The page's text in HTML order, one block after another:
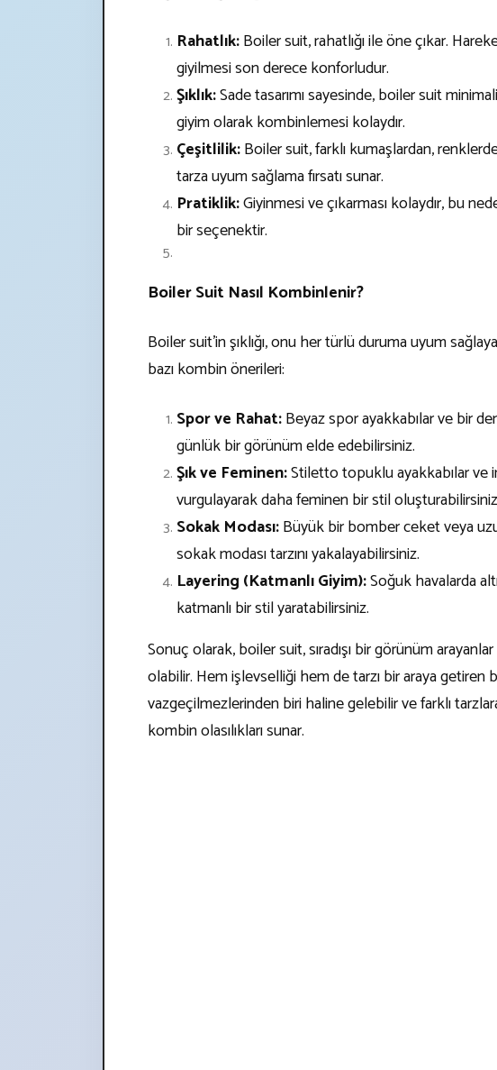
Rahatlık:Boiler suit, rahatlığı ile öne çıkar.
giyilmesi son derece konforludur.
Şıklık:Sade tasarımı sayesinde, boiler suit
giyim olarak kombinlemesi kolaydır.
Çeşitlilik:Boiler suit, farklı kumaşlardan,
tarza uyum sağlama fırsatı sunar.
Pratiklik:Giyinmesi ve çıkarması kolaydır, bu
bir seçenektir.
Boiler Suit Nasıl Kombinlenir?
Boiler suit'in şıklığı, onu her türlü duruma uyum
bazı kombin önerileri:
Spor ve Rahat:Beyaz spor ayakkabılar ve bir
günlük bir görünüm elde edebilirsiniz.
Şık ve Feminen:Stiletto topuklu ayakkabılar ve
vurgulayarak daha feminen bir stil
Sokak Modası:Büyük bir bomber ceket veya
sokak modası tarzını yakalayabilirsiniz.
Layering (Katmanlı Giyim):Soğuk havalarda
katmanlı bir stil yaratabilirsiniz.
Sonuç olarak, boiler suit, sıradışı bir görünüm
olabilir. Hem işlevselliği hem de tarzı bir araya getiren
vazgeçilmezlerinden biri haline gelebilir ve farklı
kombin olasılıkları sunar.